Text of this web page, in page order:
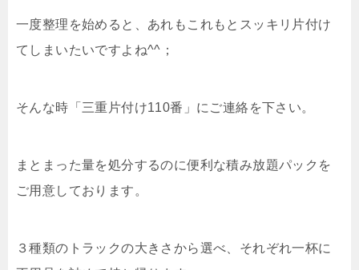
一度整理を始めると、あれもこれもとスッキリ片付け
てしまいたいですよね^^；
そんな時「三重片付け110番」にご連絡を下さい。
まとまった量を処分するのに便利な積み放題パックを
ご用意しております。
３種類のトラックの大きさから選べ、それぞれ一杯に